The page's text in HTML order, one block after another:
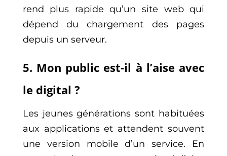
rend plus rapide qu’un site web qui
dépend du chargement des pages
depuis un serveur.
5. Mon public est-il à l’aise avec
le digital ?
Les jeunes générations sont habituées
aux applications et attendent souvent
une version mobile d’un service. En